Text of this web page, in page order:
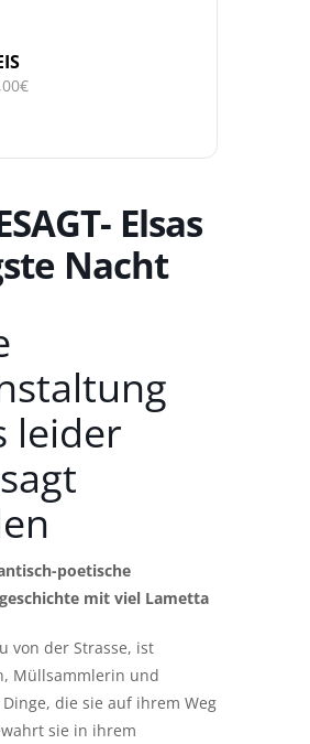
Elsas
Nacht
leider
poetische
mit viel Lametta
von der Strasse, ist
Müllsammlerin und
Dinge, die sie auf ihrem Weg
sie in ihrem